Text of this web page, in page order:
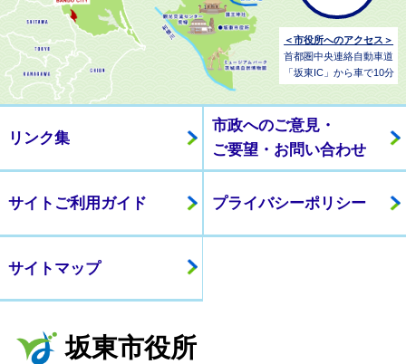
＜市役所へのアクセス＞
首都圏中央連絡自動車道
「坂東IC」から車で10分
リンク集
市政へのご意見・
ご要望・お問い合わせ
サイトご利用ガイド プライバシーポリシー
サイトマップ
坂東市役所